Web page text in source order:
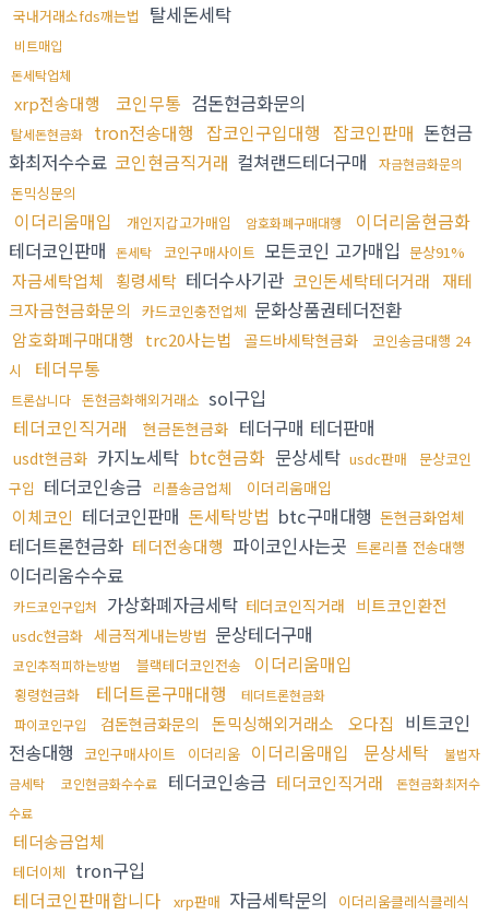
국내거래소fds깨는법 탈세돈세탁
비트매입
돈세탁업체
xrp전송대행 코인무통 검돈현금화문의
탈세돈현금화 tron전송대행 잡코인구입대행 잡코인판매 돈현금
화최저수수료 코인현금직거래 컬쳐랜드테더구매 자금현금화문의
돈믹싱문의
이더리움매입 개인지갑고가매입 암호화폐구매대행
이더리움현금화
테더코인판매 돈세탁 코인구매사이트 모든코인 고가매입 문상91%
자금세탁업체 횡령세탁 테더수사기관 코인돈세탁테더거래
재테
크자금현금화문의
카드코인충전업체 문화상품권테더전환
암호화폐구매대행 trc20사는법 골드바세탁현금화
코인송금대행 24
시
테더무통
트론삽니다 돈현금화해외거래소 sol구입
테더코인직거래
현금돈현금화 테더구매 테더판매
usdt현금화 카지노세탁 btc현금화 문상세탁 usdc판매
문상코인
구입 테더코인송금 리플송금업체 이더리움매입
이체코인 테더코인판매 돈세탁방법 btc구매대행 돈현금화업체
테더트론현금화 테더전송대행 파이코인사는곳 트론리플 전송대행
이더리움수수료
카드코인구입처 가상화폐자금세탁 테더코인직거래 비트코인환전
usdc현금화 세금적게내는방법 문상테더구매
코인추적피하는방법 블랙테더코인전송 이더리움매입
횡령현금화 테더트론구매대행
테더트론현금화
파이코인구입
검돈현금화문의 돈믹싱해외거래소 오다집
비트코인
전송대행 코인구매사이트 이더리움 이더리움매입 문상세탁
불법자
금세탁
코인현금화수수료 테더코인송금 테더코인직거래
돈현금화최저수
수료
테더송금업체
테더이체 tron구입
테더코인판매합니다
xrp판매 자금세탁문의
이더리움클레식클레식